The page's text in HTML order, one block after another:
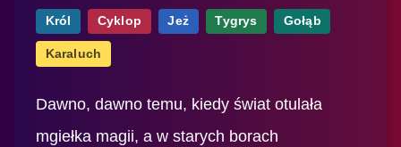
Król Cyklop Jeż Tygrys Gołąb
Karaluch
Dawno, dawno temu, kiedy świat otulała
mgiełka magii, a w starych borach